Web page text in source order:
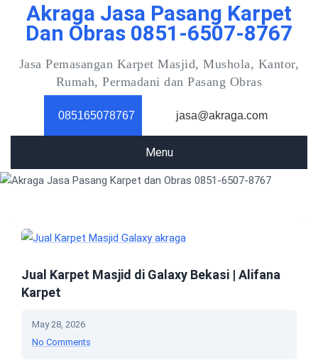
content
Akraga Jasa Pasang Karpet
Dan Obras 0851-6507-8767
Jasa Pemasangan Karpet Masjid, Mushola, Kantor,
Rumah, Permadani dan Pasang Obras
085165078767 jasa@akraga.com
Menu
Jual Karpet Masjid di Galaxy Bekasi | Alifana
Karpet
May 28, 2026
No Comments